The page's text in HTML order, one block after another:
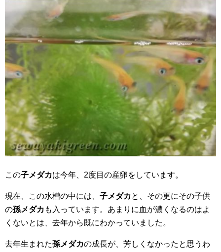
この子メダカは今年、2度目の産卵をしています。
現在、この水槽の中には、 子メダカと、その更にその子供
の孫メダカ も入っています。あまりに血が濃くなるのはよ
くないとは、去年から既にわかっていました。
去年生まれた孫メダカの成長が、芳しくなかったと思うわ